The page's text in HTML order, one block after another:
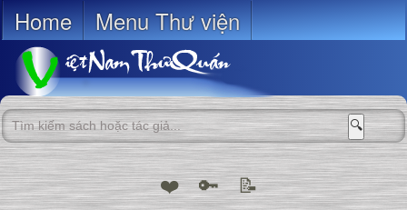
Home Menu Thư viện
🔍
❤️ 🔑 📝